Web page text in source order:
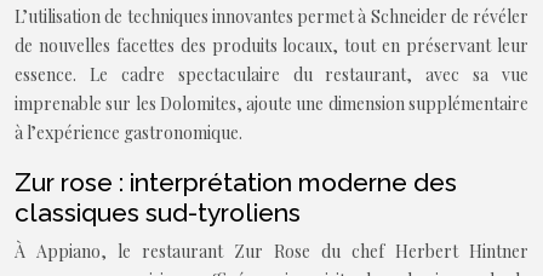
L’utilisation de techniques innovantes permet à Schneider de révéler
de nouvelles facettes des produits locaux, tout en préservant leur
essence. Le cadre spectaculaire du restaurant, avec sa vue
imprenable sur les Dolomites, ajoute une dimension supplémentaire
à l’expérience gastronomique.
Zur rose : interprétation moderne des
classiques sud-tyroliens
À Appiano, le restaurant Zur Rose du chef Herbert Hintner